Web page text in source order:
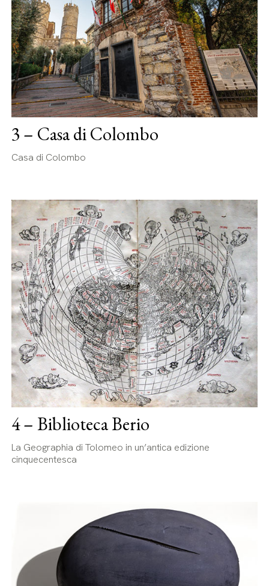
3 – Casa di Colombo
Casa di Colombo
4 – Biblioteca Berio
La Geographia di Tolomeo in un’antica edizione
cinquecentesca